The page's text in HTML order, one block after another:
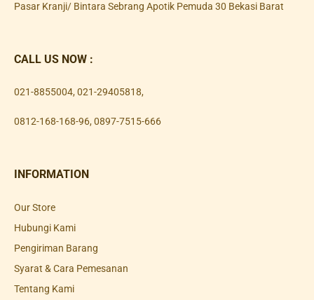
Pasar Kranji/ Bintara Sebrang Apotik Pemuda 30 Bekasi Barat
CALL US NOW :
021-8855004, 021-29405818,
0812-168-168-96, 0897-7515-666
INFORMATION
Our Store
Hubungi Kami
Pengiriman Barang
Syarat & Cara Pemesanan
Tentang Kami